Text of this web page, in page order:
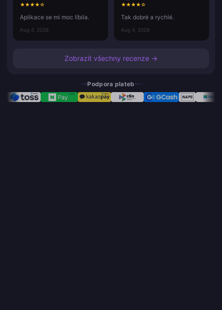
★★★★☆
Aplikace se mi moc líbila.
Aug 4, 2026
★★★★☆
Tak dobré a rychlé.
Aug 4, 2026
Zobrazit všechny recenze →
Podpora plateb